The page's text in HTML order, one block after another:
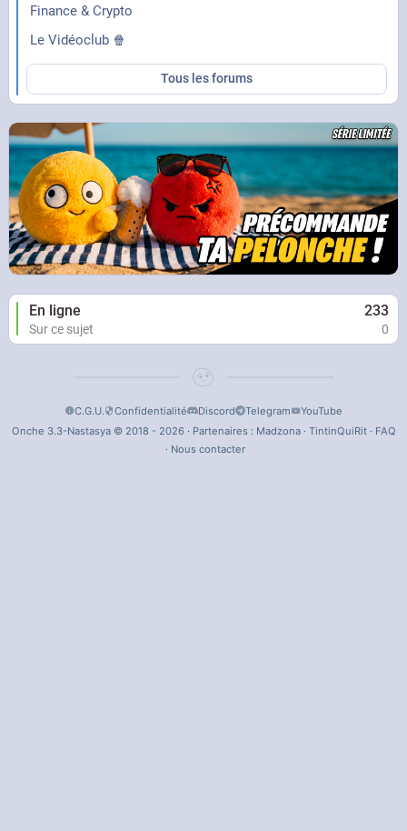
Finance & Crypto
Le Vidéoclub 🍿
Tous les forums
En ligne 233
Sur ce sujet 0
C.G.U. Confidentialité Discord Telegram
YouTube
Onche 3.3-Nastasya © 2018 - 2026 · Partenaires : Madzona· TintinQuiRit· FAQ
· Nous contacter